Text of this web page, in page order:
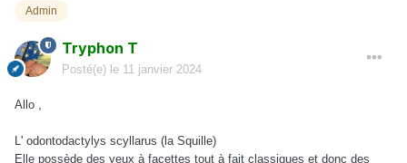
Admin
Tryphon T
Posté(e) le 11 janvier 2024
Allo ,
L' odontodactylys scyllarus (la Squille)
Elle possède des yeux à facettes tout à fait classiques et donc des